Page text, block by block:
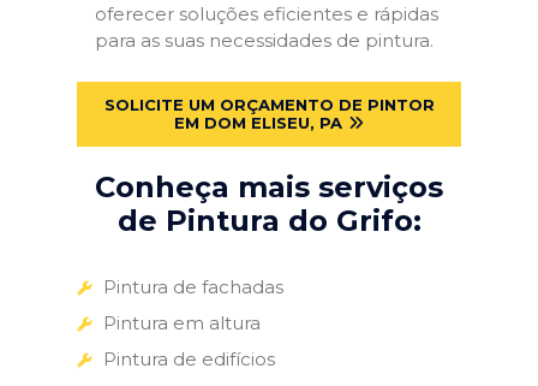
oferecer soluções eficientes e rápidas
para as suas necessidades de pintura.
SOLICITE UM ORÇAMENTO DE PINTOR
EM DOM ELISEU, PA
Conheça mais serviços
de Pintura do Grifo:
Pintura de fachadas
Pintura em altura
Pintura de edifícios